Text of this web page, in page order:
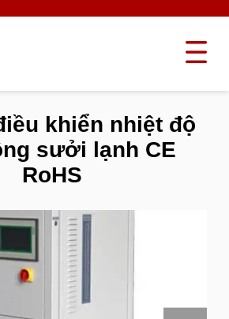
khiển nhiệt độ
sưởi lạnh CE
RoHS